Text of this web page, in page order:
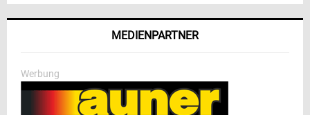
MEDIENPARTNER
Werbung